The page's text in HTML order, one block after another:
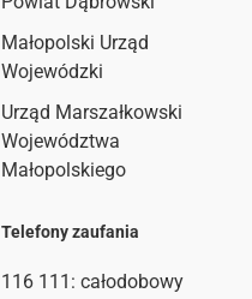
Małopolski Urząd
Wojewódzki
Urząd Marszałkowski
Województwa
Małopolskiego
Telefony zaufania
116 111 : całodobowy